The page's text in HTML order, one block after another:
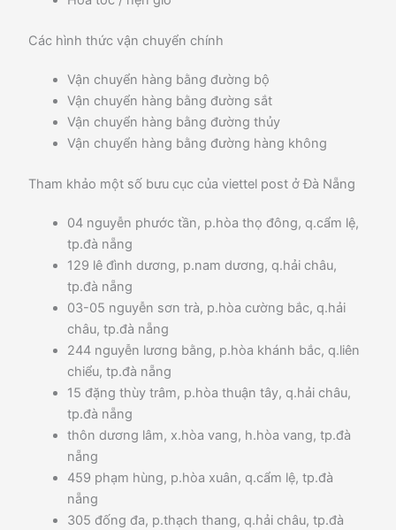
Các hình thức vận chuyển chính
Vận chuyển hàng bằng đường bộ
Vận chuyển hàng bằng đường sắt
Vận chuyển hàng bằng đường thủy
Vận chuyển hàng bằng đường hàng không
Tham khảo một số bưu cục của viettel post ở Đà Nẵng
04 nguyễn phước tần, p.hòa thọ đông, q.cẩm lệ,
tp.đà nẵng
129 lê đình dương, p.nam dương, q.hải châu,
tp.đà nẵng
03-05 nguyễn sơn trà, p.hòa cường bắc, q.hải
châu, tp.đà nẵng
244 nguyễn lương bằng, p.hòa khánh bắc, q.liên
chiểu, tp.đà nẵng
15 đặng thùy trâm, p.hòa thuận tây, q.hải châu,
tp.đà nẵng
thôn dương lâm, x.hòa vang, h.hòa vang, tp.đà
nẵng
459 phạm hùng, p.hòa xuân, q.cẩm lệ, tp.đà
nẵng
305 đống đa, p.thạch thang, q.hải châu, tp.đà